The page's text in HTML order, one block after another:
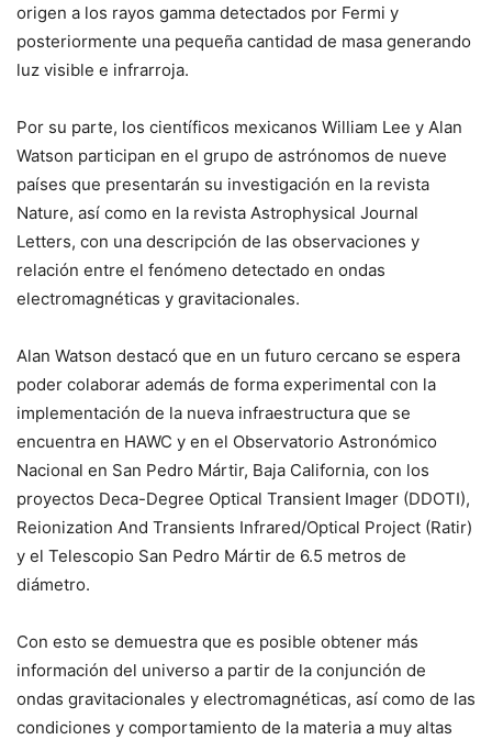
origen a los rayos gamma detectados por Fermi y
posteriormente una pequeña cantidad de masa generando
luz visible e infrarroja.
Por su parte, los científicos mexicanos William Lee y Alan
Watson participan en el grupo de astrónomos de nueve
países que presentarán su investigación en la revista
Nature, así como en la revista Astrophysical Journal
Letters, con una descripción de las observaciones y
relación entre el fenómeno detectado en ondas
electromagnéticas y gravitacionales.
Alan Watson destacó que en un futuro cercano se espera
poder colaborar además de forma experimental con la
implementación de la nueva infraestructura que se
encuentra en HAWC y en el Observatorio Astronómico
Nacional en San Pedro Mártir, Baja California, con los
proyectos Deca-Degree Optical Transient Imager (DDOTI),
Reionization And Transients Infrared/Optical Project (Ratir)
y el Telescopio San Pedro Mártir de 6.5 metros de
diámetro.
Con esto se demuestra que es posible obtener más
información del universo a partir de la conjunción de
ondas gravitacionales y electromagnéticas, así como de las
condiciones y comportamiento de la materia a muy altas